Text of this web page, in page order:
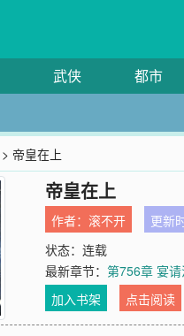
武侠 都市
> 帝皇在上
帝皇在上
作者：滚不开 更新
状态：连载
最新章节：第756章 宴
加入书架
点击阅读